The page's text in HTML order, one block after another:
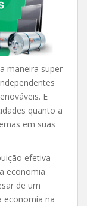
maneira super
E
quanto a
em suas
efetiva
economia
de um
economia na